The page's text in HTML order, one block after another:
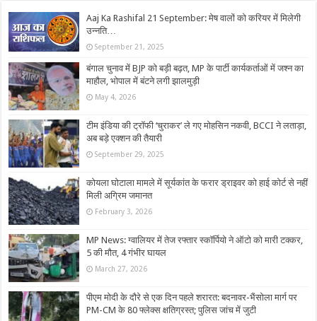
Aaj Ka Rashifal 21 September: मेष वालों को करियर में मिलेगी
उन्नति…
September 21, 2025
बंगाल चुनाव में BJP को बड़ी बढ़त, MP के पार्टी कार्यकर्ताओं में जश्न का
माहौल, भोपाल में बंटने लगी झालमुड़ी
May 4, 2026
टीम इंडिया की ट्रॉफी ‘चुराकर’ ले गए मोहसिन नकवी, BCCI ने लताड़ा,
अब बड़े एक्शन की तैयारी
September 29, 2025
कोयला घोटाला मामले में सूर्यकांत के फरार ड्राइवर को हाई कोर्ट से नहीं
मिली अग्रिम जमानत
February 3, 2026
MP News: ग्वालियर में तेज रफ्तार स्‍कॉर्पियो ने ऑटो को मारी टक्कर,
5 की मौत, 4 गंभीर घायल
March 27, 2026
पीएम मोदी के दौरे से एक दिन पहले शरारत: बदनावर-भैंसोला मार्ग पर
PM-CM के 80 फ्लेक्स क्षतिग्रस्त; पुलिस जांच में जुटी